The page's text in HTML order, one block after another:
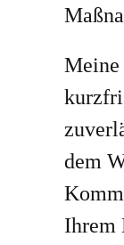
Meine
dem
Ihrem